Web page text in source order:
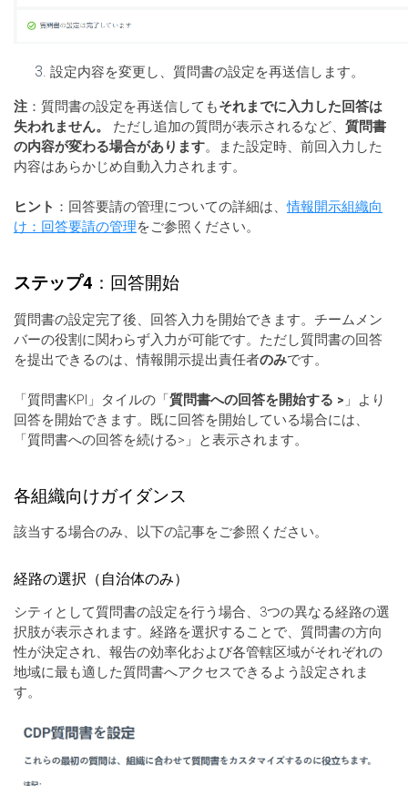
設定内容を変更し、質問書の設定を再送信します。
注 ：質問書の設定を再送信してもそれまでに入力した回答は
失われません。
ただし追加の質問が表示されるなど、 質問書
の内容が変わる場合があります。また設定時、前回入力した
内容はあらかじめ自動入力されます。
ヒント ：回答要請の管理についての詳細は、情報開示組織向
け：回答要請の管理をご参照ください。
ステップ4 ：回答開始
質問書の設定完了後、回答入力を開始できます。チームメン
バーの役割に関わらず入力が可能です。ただし質問書の回答
を提出できるのは、情報開示提出責任者のみです。
「質問書KPI」タイルの「質問書への回答を開始する > 」より
回答を開始できます。既に回答を開始している場合には、
「質問書への回答を続ける>」と表示されます。
各組織向けガイダンス
該当する場合のみ、以下の記事をご参照ください。
経路の選択（自治体のみ）
シティとして質問書の設定を行う場合、3つの異なる経路の選
択肢が表示されます。経路を選択することで、質問書の方向
性が決定され、報告の効率化および各管轄区域がそれぞれの
地域に最も適した質問書へアクセスできるよう設定されま
す。